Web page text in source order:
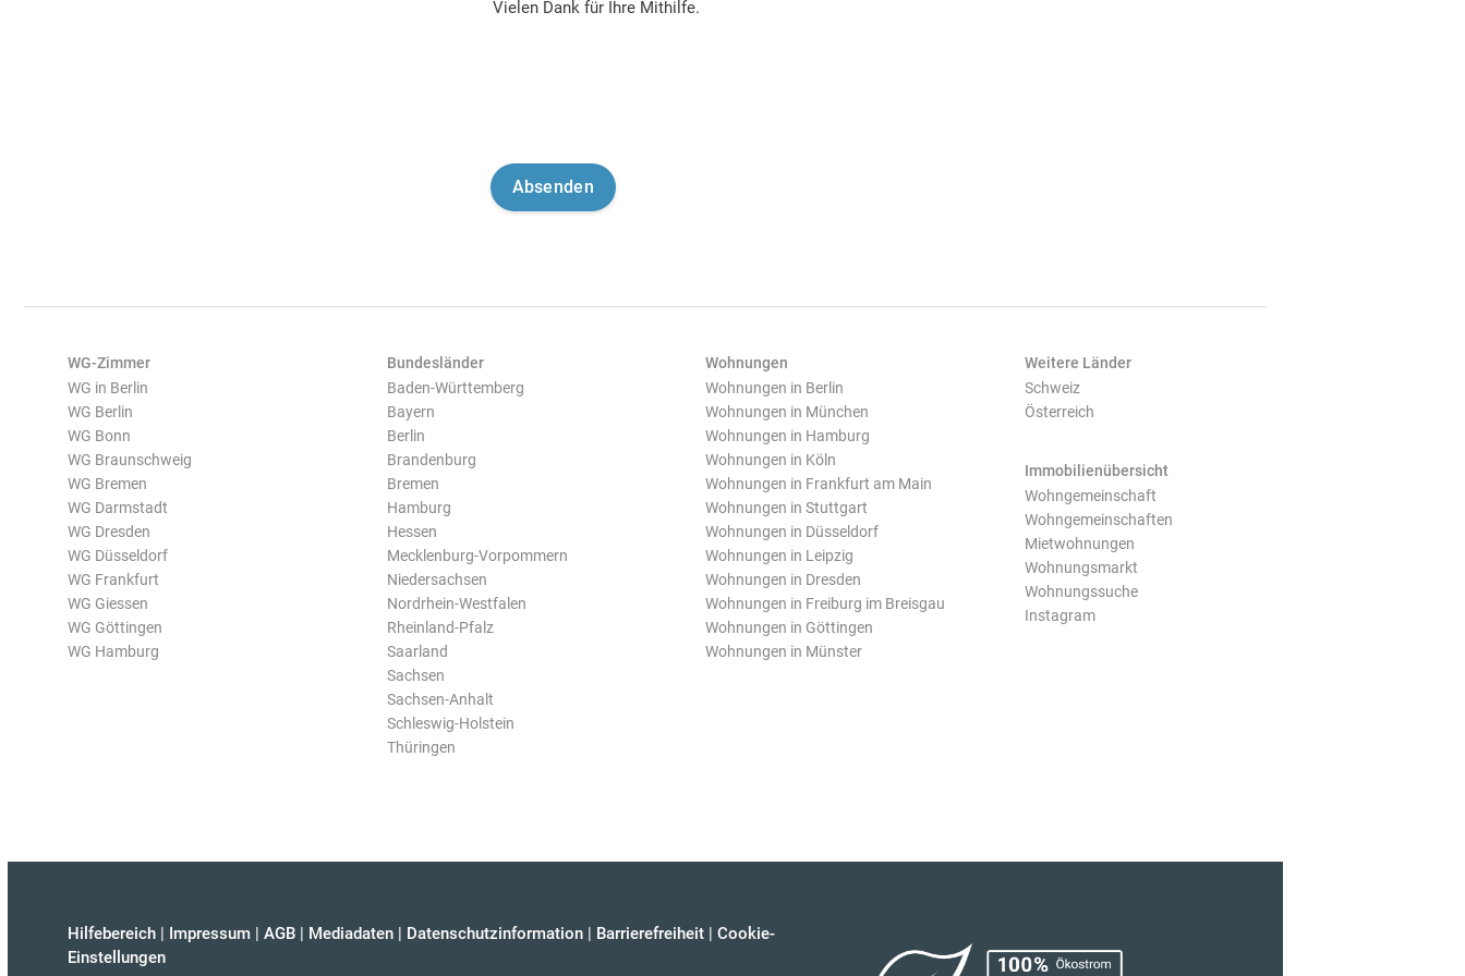
Vielen Dank für Ihre Mithilfe.
WG-Zimmer
WG in Berlin
WG Berlin
WG Bonn
WG Braunschweig
WG Bremen
WG Darmstadt
WG Dresden
WG Düsseldorf
WG Frankfurt
WG Giessen
WG Göttingen
WG Hamburg
Bundesländer
Baden-Württemberg
Bayern
Berlin
Brandenburg
Bremen
Hamburg
Hessen
Mecklenburg-Vorpommern
Niedersachsen
Nordrhein-Westfalen
Rheinland-Pfalz
Saarland
Sachsen
Sachsen-Anhalt
Schleswig-Holstein
Thüringen
Wohnungen
Wohnungen in Berlin
Wohnungen in München
Wohnungen in Hamburg
Wohnungen in Köln
Wohnungen in Frankfurt am Main
Wohnungen in Stuttgart
Wohnungen in Düsseldorf
Wohnungen in Leipzig
Wohnungen in Dresden
Wohnungen in Freiburg im Breisgau
Wohnungen in Göttingen
Wohnungen in Münster
Weitere Länder
Schweiz
Österreich
Immobilienübersicht
Wohngemeinschaft
Wohngemeinschaften
Mietwohnungen
Wohnungsmarkt
Wohnungssuche
Instagram
Hilfebereich | Impressum | AGB | Mediadaten | Datenschutzinformation | Barrierefreiheit | Cookie-
Einstellungen